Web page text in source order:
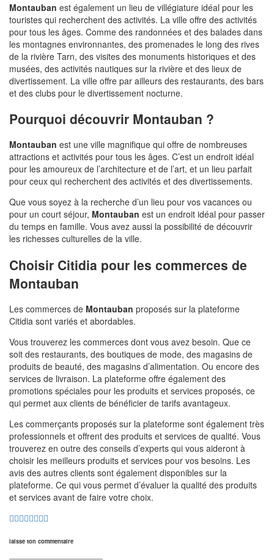
Montauban est également un lieu de villégiature idéal pour les
touristes qui recherchent des activités. La ville offre des activités
pour tous les âges. Comme des randonnées et des balades dans
les montagnes environnantes, des promenades le long des rives
de la rivière Tarn, des visites des monuments historiques et des
musées, des activités nautiques sur la rivière et des lieux de
divertissement. La ville offre par ailleurs des restaurants, des bars
et des clubs pour le divertissement nocturne.
Pourquoi découvrir Montauban ?
Montauban est une ville magnifique qui offre de nombreuses
attractions et activités pour tous les âges. C’est un endroit idéal
pour les amoureux de l’architecture et de l’art, et un lieu parfait
pour ceux qui recherchent des activités et des divertissements.
Que vous soyez à la recherche d’un lieu pour vos vacances ou
pour un court séjour, Montauban est un endroit idéal pour passer
du temps en famille. Vous avez aussi la possibilité de découvrir
les richesses culturelles de la ville.
Choisir Citidia pour les commerces de
Montauban
Les commerces de Montauban proposés sur la plateforme
Citidia sont variés et abordables.
Vous trouverez les commerces dont vous avez besoin. Que ce
soit des restaurants, des boutiques de mode, des magasins de
produits de beauté, des magasins d’alimentation. Ou encore des
services de livraison. La plateforme offre également des
promotions spéciales pour les produits et services proposés, ce
qui permet aux clients de bénéficier de tarifs avantageux.
Les commerçants proposés sur la plateforme sont également très
professionnels et offrent des produits et services de qualité. Vous
trouverez en outre des conseils d’experts qui vous aideront à
choisir les meilleurs produits et services pour vos besoins. Les
avis des autres clients sont également disponibles sur la
plateforme. Ce qui vous permet d’évaluer la qualité des produits
et services avant de faire votre choix.
laisse ton commentaire